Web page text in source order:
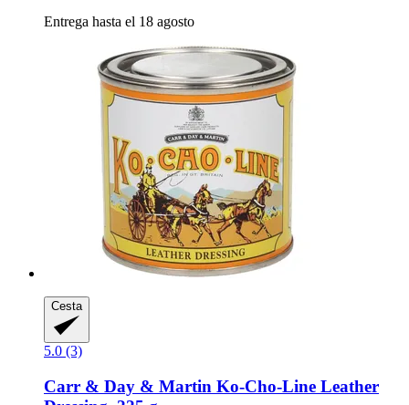
Entrega hasta el 18 agosto
Cesta
5.0 (3)
Carr & Day & Martin Ko-​Cho-​Line Leather